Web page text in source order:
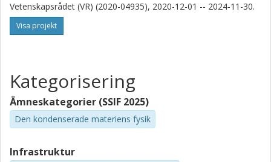
Vetenskapsrådet (VR) (2020-04935), 2020-12-01 -- 2024-11-30.
Visa projekt
Kategorisering
Ämneskategorier (SSIF 2025)
Den kondenserade materiens fysik
Infrastruktur